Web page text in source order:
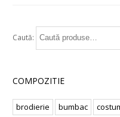
Caută:
COMPOZITIE
brodierie bumbac